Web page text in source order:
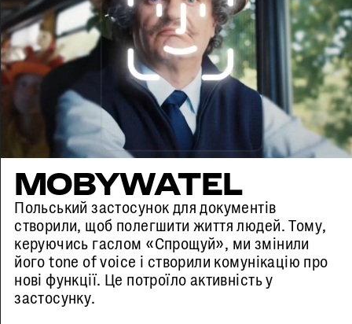
MOBYWATEL
Польський застосунок для документів
створили, щоб полегшити життя людей. Тому,
керуючись гаслом «Спрощуй», ми змінили
його tone of voice і створили комунікацію про
нові функції. Це потроїло активність у
застосунку.